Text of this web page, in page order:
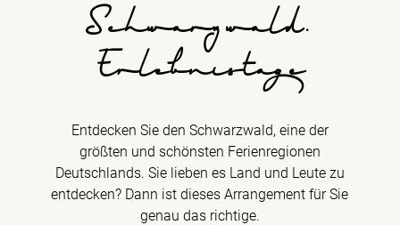
Schwarzwald.
Erlebnistage
Entdecken Sie den Schwarzwald, eine der
größten und schönsten Ferienregionen
Deutschlands. Sie lieben es Land und Leute zu
entdecken? Dann ist dieses Arrangement für Sie
genau das richtige.